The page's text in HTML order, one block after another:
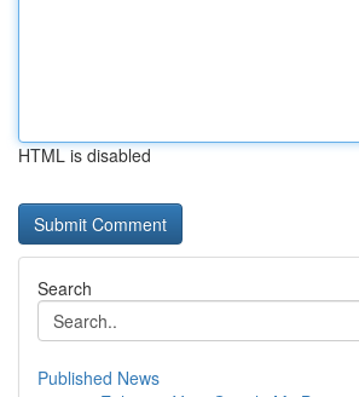
HTML is disabled
Search
Published News